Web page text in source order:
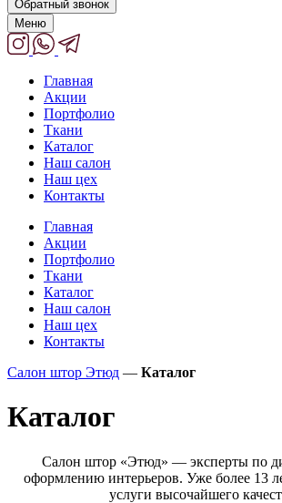
Обратный звонок
Меню
Главная
Акции
Портфолио
Ткани
Каталог
Наш салон
Наш цех
Контакты
Главная
Акции
Портфолио
Ткани
Каталог
Наш салон
Наш цех
Контакты
Салон штор Этюд — Каталог
Каталог
Салон штор «Этюд» — эксперты по
оформлению интерьеров. Уже более 13
услуги высочайшего